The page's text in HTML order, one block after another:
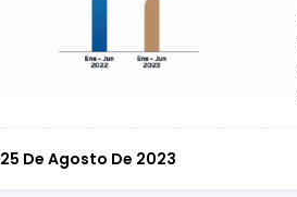
25 De Agosto De 2023